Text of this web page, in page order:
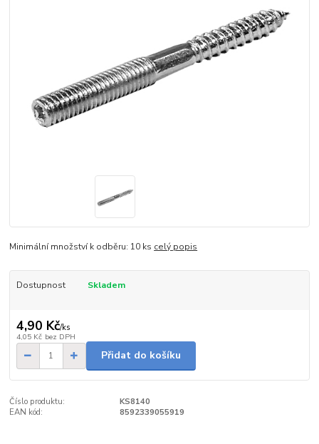
Minimální množství k odběru: 10 ks celý popis
Dostupnost Skladem
4,90 Kč/ks
4,05 Kč bez DPH
Přidat do košíku
Číslo produktu:
KS8140
EAN kód:
8592339055919